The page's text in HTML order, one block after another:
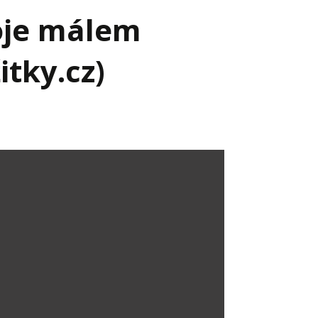
Já v médiích
málem